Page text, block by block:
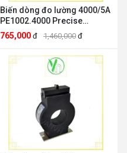
Biến dòng đo lường 4000/5A
PE1002.4000 Precise
Electric Precise Electric
PE1002.4000
765,000 đ 1,460,000 đ